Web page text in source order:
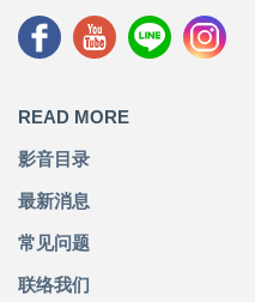
READ MORE
影音目录
最新消息
常见问题
联络我们